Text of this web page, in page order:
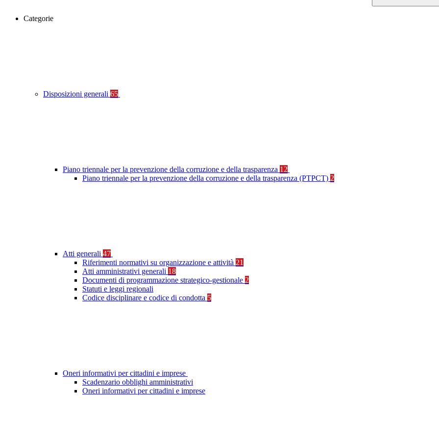
Categorie
Disposizioni generali 65
Piano triennale per la prevenzione della corruzione e della trasparenza 12
Piano triennale per la prevenzione della corruzione e della trasparenza (PTPCT) 2
Atti generali 47
Riferimenti normativi su organizzazione e attività 21
Atti amministrativi generali 18
Documenti di programmazione strategico-gestionale 2
Statuti e leggi regionali
Codice disciplinare e codice di condotta 5
Oneri informativi per cittadini e imprese
Scadenzario obblighi amministrativi
Oneri informativi per cittadini e imprese